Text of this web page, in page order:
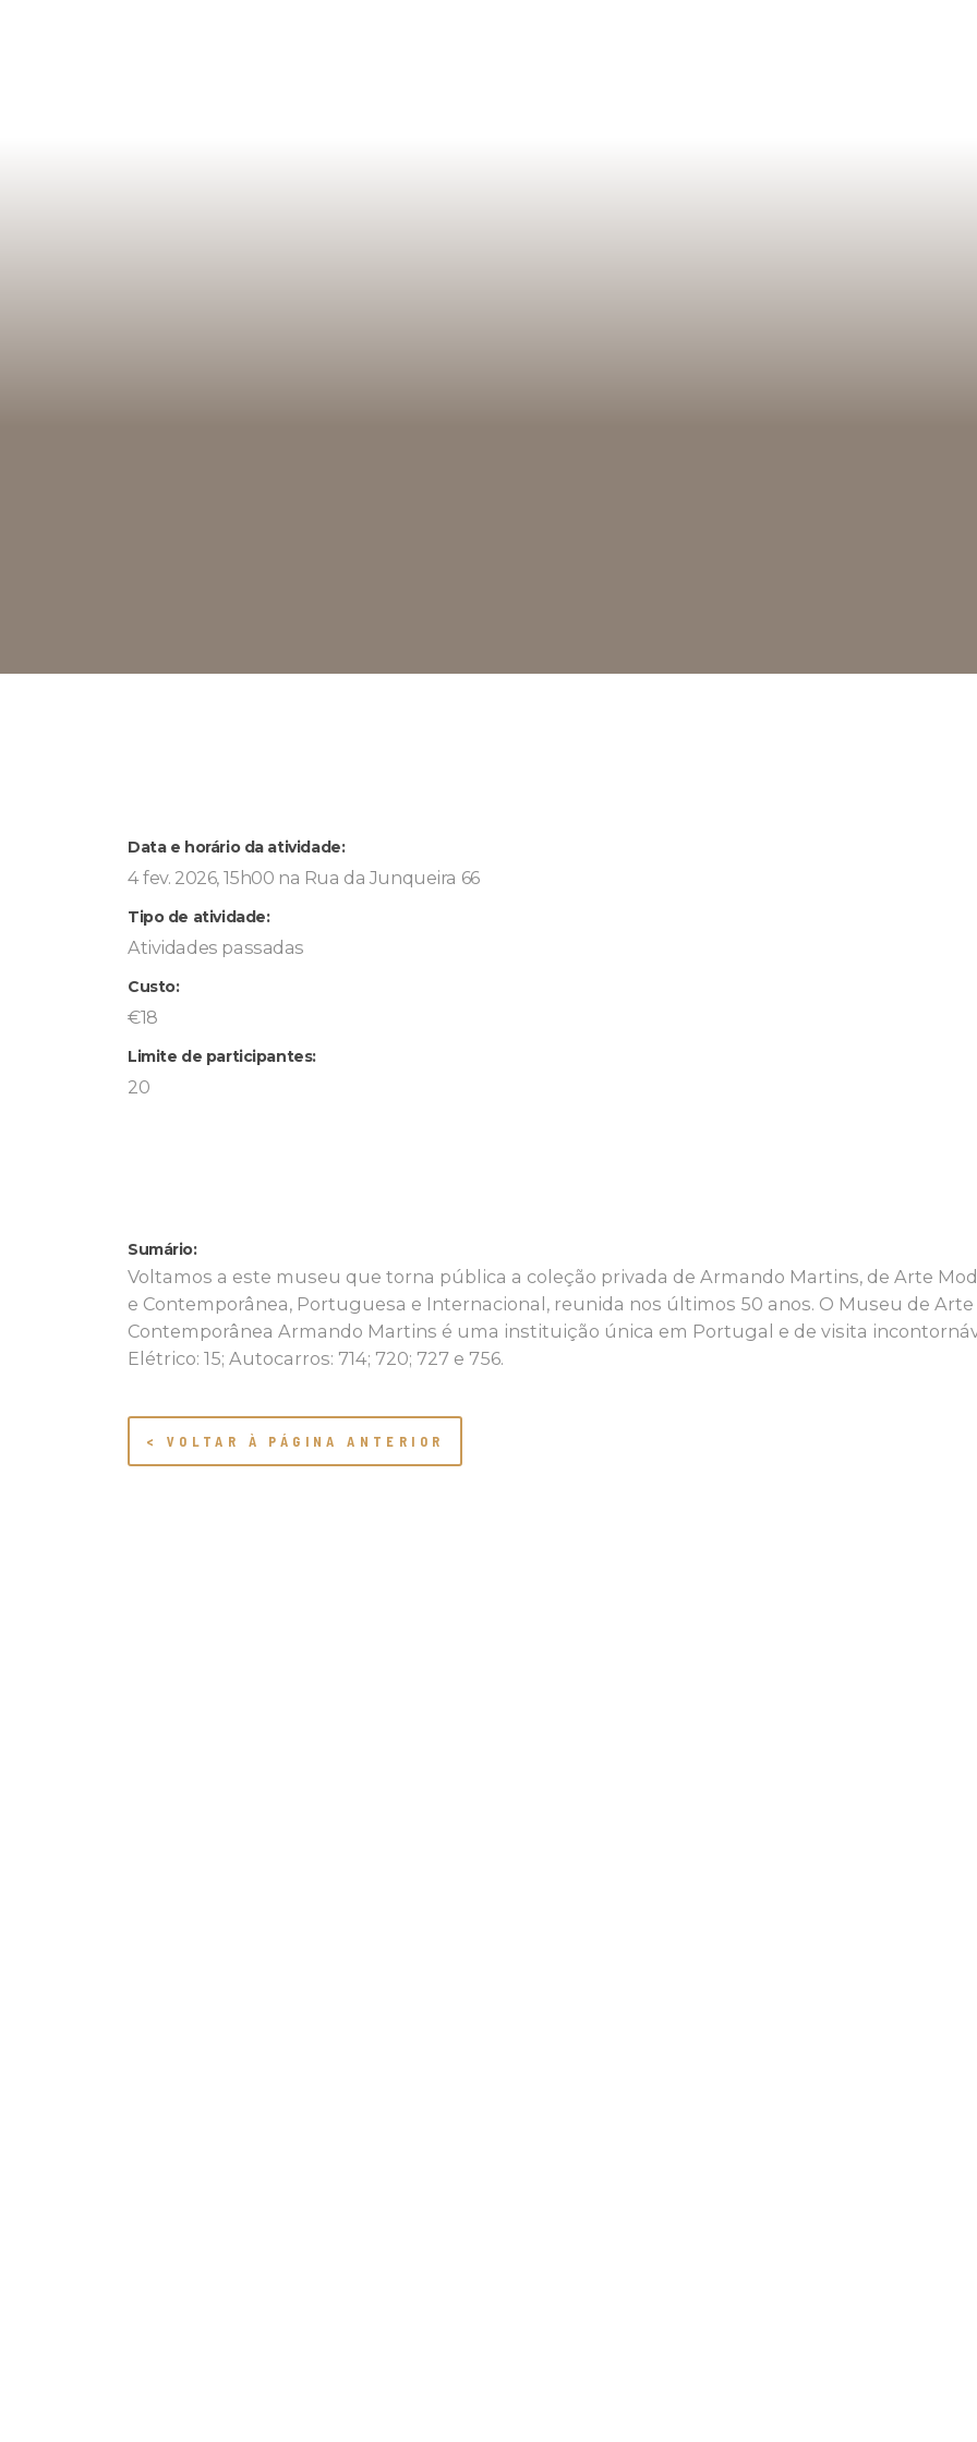
Data e horário da atividade:
4 fev. 2026, 15h00 na Rua da Junqueira 66
Tipo de atividade:
Atividades passadas
Custo:
€18
Limite de participantes:
20
Sumário:
Voltamos a este museu que torna pública a coleção privada de Armando Martins, de Arte
e Contemporânea, Portuguesa e Internacional, reunida nos últimos 50 anos. O Museu de Arte
Contemporânea Armando Martins é uma instituição única em Portugal e de visita
Elétrico: 15; Autocarros: 714; 720; 727 e 756.
< VOLTAR À PÁGINA ANTERIOR